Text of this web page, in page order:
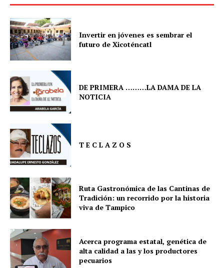
Invertir en jóvenes es sembrar el
futuro de Xicoténcatl
DE PRIMERA ………LA DAMA DE LA
NOTICIA
T E C L A Z O S
Ruta Gastronómica de las Cantinas de
Tradición: un recorrido por la historia
viva de Tampico
Acerca programa estatal, genética de
alta calidad a las y los productores
pecuarios